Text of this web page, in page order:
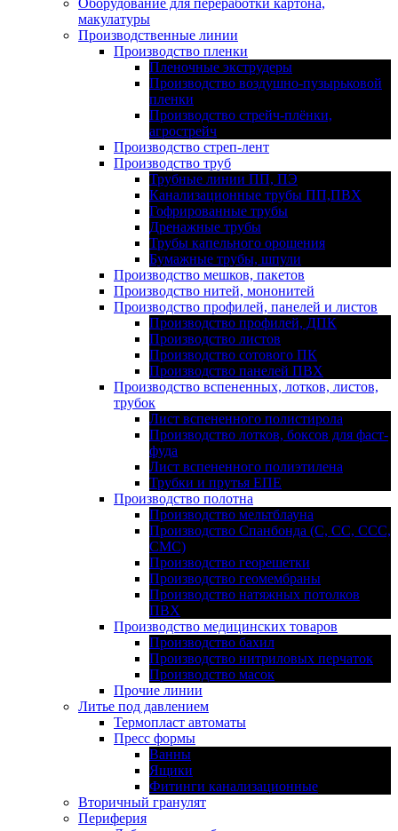
Оборудование для переработки картона,
макулатуры
Производственные линии
Производство пленки
Пленочные экструдеры
Производство воздушно-пузырьковой
пленки
Производство стрейч-плёнки,
агрострейч
Производство стреп-лент
Производство труб
Трубные линии ПП, ПЭ
Канализационные трубы ПП,ПВХ
Гофрированные трубы
Дренажные трубы
Трубы капельного орошения
Бумажные трубы, шпули
Производство мешков, пакетов
Производство нитей, мононитей
Производство профилей, панелей и листов
Производство профилей, ДПК
Производство листов
Производство сотового ПК
Производство панелей ПВХ
Производство вспененных, лотков, листов,
трубок
Лист вспененного полистирола
Производство лотков, боксов для фаст-
фуда
Лист вспененного полиэтилена
Трубки и прутья ЕПЕ
Производство полотна
Производство мельтблауна
Производство Спанбонда (С, СС, ССС,
СМС)
Производство георешетки
Производство геомембраны
Производство натяжных потолков
ПВХ
Производство медицинских товаров
Производство бахил
Производство нитриловых перчаток
Производство масок
Прочие линии
Литье под давлением
Термопласт автоматы
Пресс формы
Ванны
Ящики
Фитинги канализационные
Вторичный гранулят
Периферия